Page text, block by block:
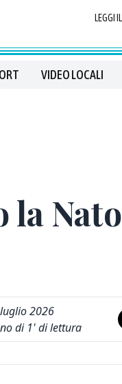
LEGGI
VIDEO LOCALI
la
2026
di 1' di lettura